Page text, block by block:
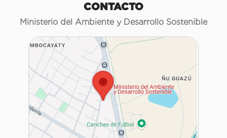
CONTACTO
Ministerio del Ambiente y Desarrollo Sostenible